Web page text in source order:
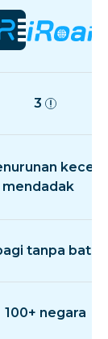
3
mendadak
tanpa batas
100+ negara